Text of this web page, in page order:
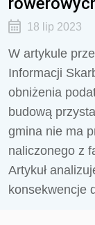
18 lip 2023
W artykule
Informacji
obniżenia
budową
gmina nie ma
naliczonego z
Artykuł
konsekwencje